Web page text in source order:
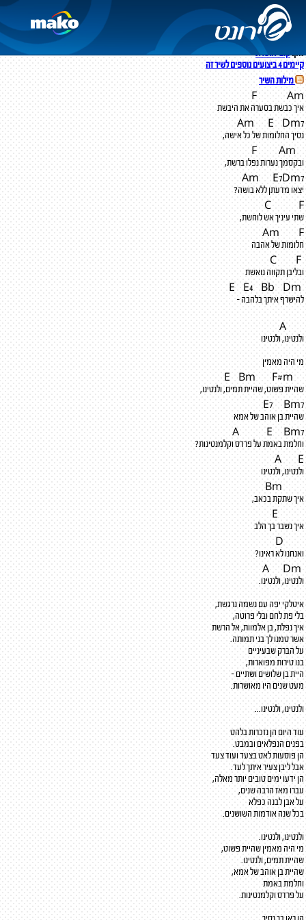
נסיך החלומות
גלי עטרי
שמרית אור
לחן:קובי אושרת
קיימים 4 ביצועים נוספים לשיר זה
מילות השיר
F
Am
איך כבשת בסערה את היבשת
Am
E Dm7
נסיך החלומות של כל אישה,
Am
ובקסמך נערות נפלו ברשת,
Am
E7Dm7
יצאו מדעתן ללא בושה?
C
F
שתי עיניך אש לוחשת,
Am
F
חלומות של אהבה
F
ובליבן תקווה נואשת
E4 Bb Dm
להישרף איתך בלהבה -
ולנטינו, ולנטינו
מי היה מאמין
Bm F#m
שהיית פשוט, שהיית תמים, ולנטינו,
E7
Bm7
שהיית בן אוהב של אמא
A
E Bm7
וחלמת באמת על פרדס וקלמנטינות?
A
E
ולנטינו, ולנטינו
איך שתקת בכאב,
איך נשבר בך הלב
ואנחנו לא ראינו?
Dm
ולנטינו, ולנטינו.
איטלקי יפה עם נשמה נרגשת,
בלי פת לחם ובלי פרוטה,
איך נפלת, בן אלמוות, אל הרשת
אשר טמנו לך בני תמותה.
על הברק שבעיניים
בנו טירות מפוארות,
היית בן שלושים ושתיים -
מעט שנים היו מאושרות.
ולנטינו, ולנטינו...
עוד היום הן נזכרות בלהט
בפנים הנפלאים ובמבט.
הן פוסעות לאט בצעד ועוד צעד
אבל ליבן צעיר איתך לעד.
הן ידעו ימים טובים יותר מאלה,
עברו מאז הרבה שנים,
על אבן לבנה כפלא
בכל שנה אודמות השושנים.
ולנטינו, ולנטינו.
מי היה מאמין שהיית פשוט,
שהיית תמים, ולנטינו.
שהיית בן אוהב של אמא,
וחלמת באמת
על פרדס וקלמנטינות.